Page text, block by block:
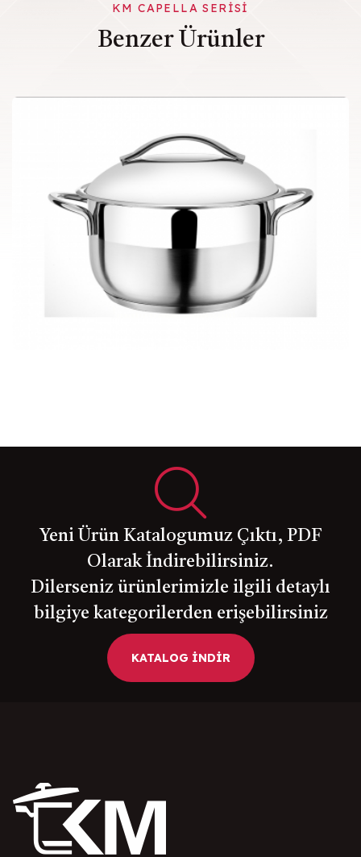
KM CAPELLA SERISI
Benzer Ürünler
Yeni Ürün Katalogumuz Çıktı, PDF
Olarak İndirebilirsiniz.
Dilerseniz ürünlerimizle ilgili detaylı
bilgiye kategorilerden erişebilirsiniz
KATALOG İNDİR